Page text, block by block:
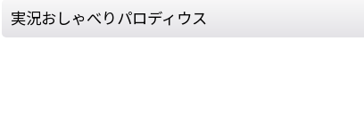
実況おしゃべりパロディウス